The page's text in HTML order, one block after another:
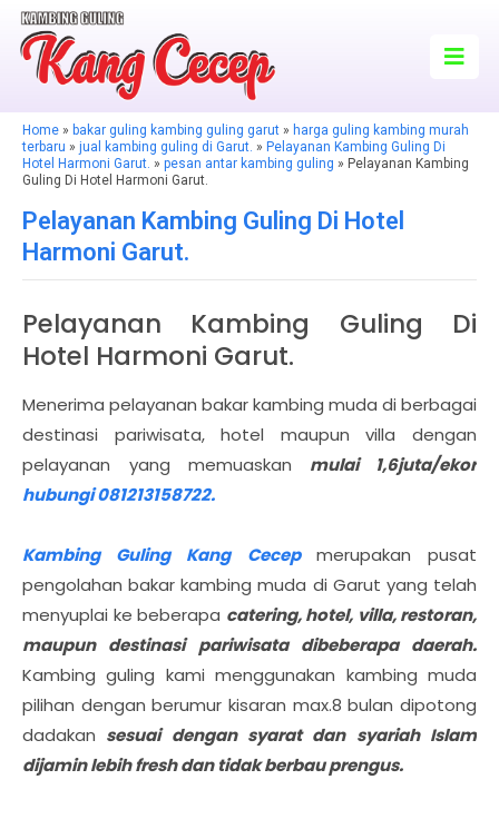
Home » bakar guling kambing guling garut » harga guling kambing murah
terbaru » jual kambing guling di Garut. » Pelayanan Kambing Guling Di
Hotel Harmoni Garut. » pesan antar kambing guling » Pelayanan Kambing
Guling Di Hotel Harmoni Garut.
Pelayanan Kambing Guling Di Hotel
Harmoni Garut.
Pelayanan Kambing Guling Di
Hotel Harmoni Garut.
Menerima pelayanan bakar kambing muda di berbagai
destinasi pariwisata, hotel maupun villa dengan
pelayanan yang memuaskan mulai 1,6juta/ekor
hubungi 081213158722.
Kambing Guling Kang Cecep merupakan pusat
pengolahan bakar kambing muda di Garut yang telah
menyuplai ke beberapa catering, hotel, villa, restoran,
maupun destinasi pariwisata dibeberapa daerah.
Kambing guling kami menggunakan kambing muda
pilihan dengan berumur kisaran max.8 bulan dipotong
dadakan sesuai dengan syarat dan syariah Islam
dijamin lebih fresh dan tidak berbau prengus.